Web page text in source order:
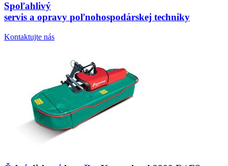
Spoľahlivý
servis a opravy poľnohospodárskej techniky
Kontaktujte nás